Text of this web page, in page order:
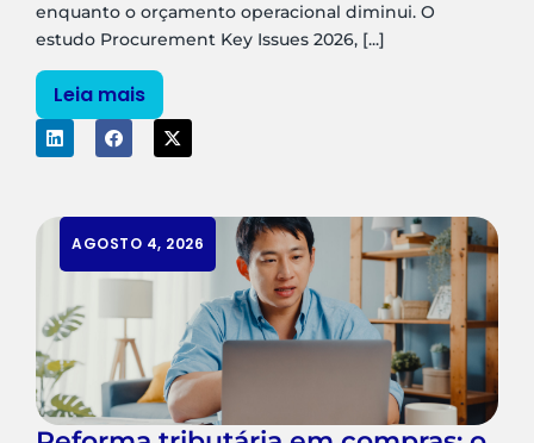
enquanto o orçamento operacional diminui. O
estudo Procurement Key Issues 2026, [...]
Leia mais
AGOSTO 4, 2026